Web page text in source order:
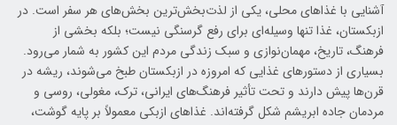
آشنایی با غذاهای محلی، یکی از لذت‌بخش‌ترین بخش‌های هر سفر است. در
ازبکستان، غذا تنها وسیله‌ای برای رفع گرسنگی نیست؛ بلکه بخشی از
فرهنگ، تاریخ، مهمان‌نوازی و سبک زندگی مردم این کشور به شمار می‌رود.
بسیاری از دستورهای غذایی که امروزه در ازبکستان طبخ می‌شوند، ریشه در
قرن‌ها پیش دارند و تحت تأثیر فرهنگ‌های ایرانی، ترک، مغولی، روسی و
مردمان جاده ابریشم شکل گرفته‌اند. غذاهای ازبکی معمولاً بر پایه گوشت،